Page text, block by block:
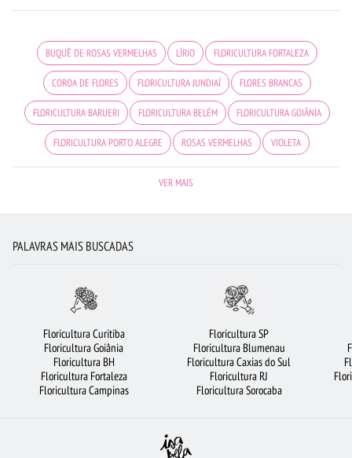
BUQUÊ DE ROSAS VERMELHAS LÍRIO FLORICULTURA FORTALEZA
COROA DE FLORES FLORICULTURA JUNDIAÍ FLORES BRANCAS
FLORICULTURA BARUERI FLORICULTURA BELÉM FLORICULTURA GOIÂNIA
FLORICULTURA PORTO ALEGRE ROSAS VERMELHAS VIOLETA
CESTA DE CAFÉ DA MANHÃ FLORICULTURA RIBEIRÃO PRETO
URSO DE PELÚCIA CIDADES MAIS PROCURADAS
BUQUÊ DE 12 ROSAS VERMELHAS BUQUÊS DE FLORES FLORICULTURA BH
CESTA DE CHOCOLATE
VER MAIS
PALAVRAS MAIS BUSCADAS
Floricultura Curitiba
Floricultura Goiânia
Floricultura BH
Floricultura Fortaleza
Floricultura Campinas
Floricultura SP
Floricultura Blumenau
Floricultura Caxias do Sul
Floricultura RJ
Floricultura Sorocaba